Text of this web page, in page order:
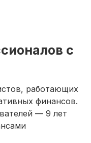
с
работающих
финансов.
— 9 лет